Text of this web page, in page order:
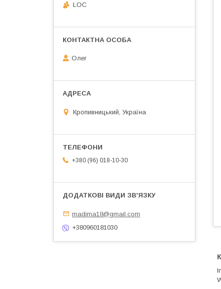
LOC
Олег
Кропивницький, Україна
+380 (96) 018-10-30
madima18@gmail.com
+380960181030